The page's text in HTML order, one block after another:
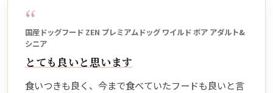
“
国産ドッグフード ZEN プレミアムドッグ ワイルド ボア アダルト&
シニア
とても良いと思います
食いつきも良く、今まで食べていたフードも良いと言